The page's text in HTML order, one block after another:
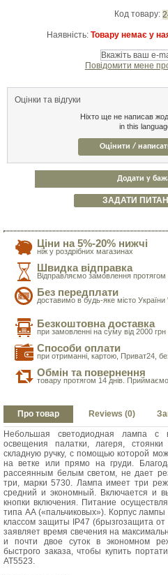
Код товару:
Наявність: Товару немає у
Повідомити мене
Оцінки та відгуки
Ніхто ще не написав
in this
Оцінити /
Додати у
ЗАДАТИ
Ціни на 5%-20% нижчі
ніж у роздрібних магазинах
Швидка відправка
Відправляємо замовлення протягом
Без передплати
доставимо в будь-яке місто
Безкоштовна доставка
при замовленні на суму від 2000 грн
Способи оплати
при отриманні, картою, Приват24,
Обмін та повернення
товару протягом 14 днів.
Про товар Reviews (0)
Небольшая светодиодная лампа с
освещения палатки, лагеря,
складную ручку, с помощью которой
на ветке или прямо на груди.
рассеянным белым светом, не дает
три, марки 5730. Лампа имеет три
средний и экономный. Включается и
кнопки включения. Питание
типа АА («пальчиковых»). Корпус лампы
классом защиты IP47 (брызгозащита от
заявляет время свечения на
и почти двое суток в экономном
быстрого заказа, чтобы купить
AT5523.